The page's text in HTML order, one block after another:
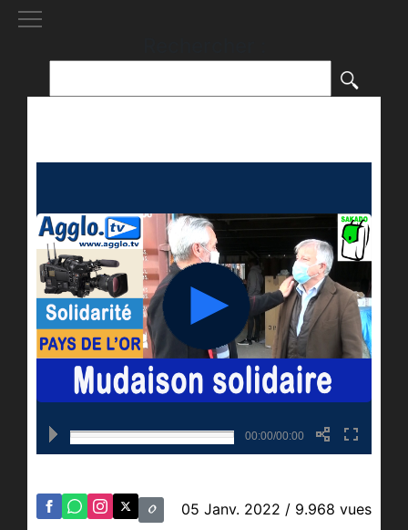
00:00/00:00
05 Janv. 2022 / 9.968 vues